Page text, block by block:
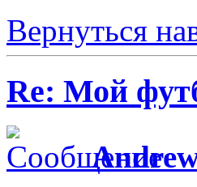
Вернуться
Re: Мой